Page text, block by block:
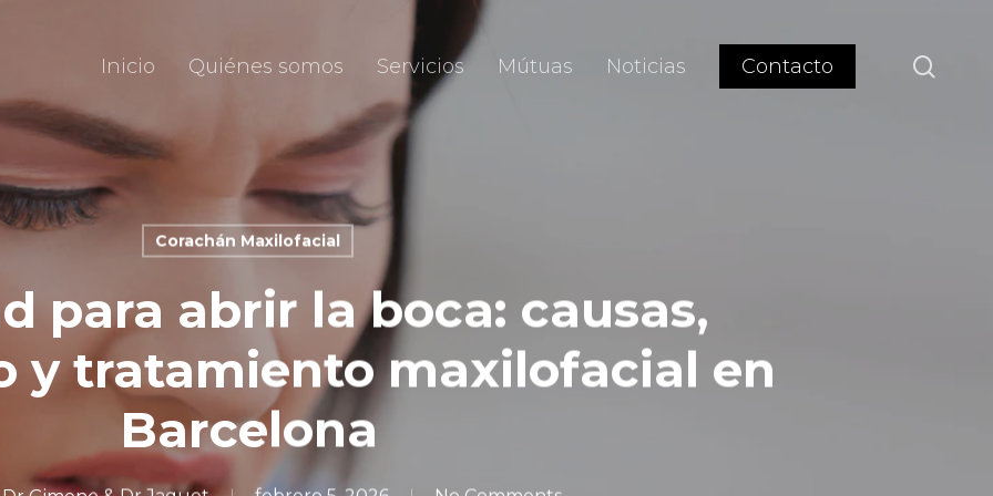
Inicio Quiénes somos Servicios Mútuas Noticias Contacto
Corachán Maxilofacial
para abrir la boca: causas,
y tratamiento maxilofacial en
Barcelona